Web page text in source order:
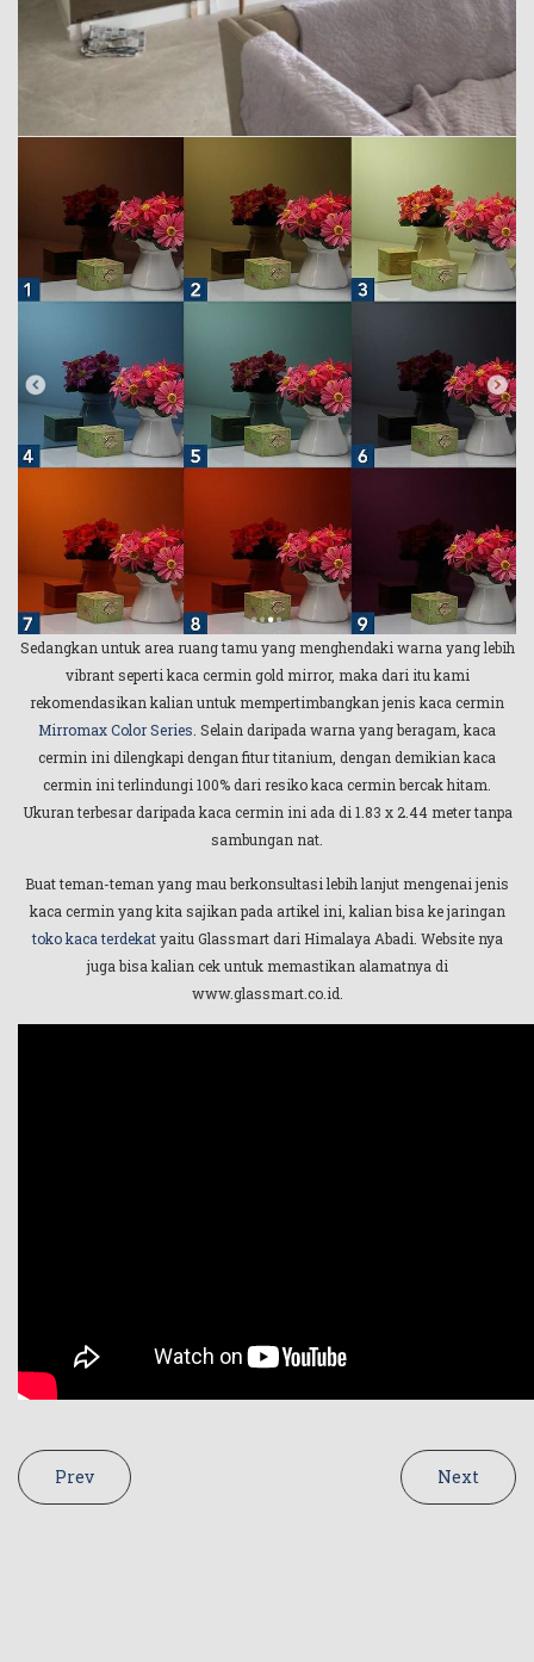
Sedangkan untuk area ruang tamu yang menghendaki warna yang lebih
vibrant seperti kaca cermin gold mirror, maka dari itu kami
rekomendasikan kalian untuk mempertimbangkan jenis kaca cermin
Mirromax Color Series . Selain daripada warna yang beragam, kaca
cermin ini dilengkapi dengan fitur titanium, dengan demikian kaca
cermin ini terlindungi 100% dari resiko kaca cermin bercak hitam.
Ukuran terbesar daripada kaca cermin ini ada di 1.83 x 2.44 meter tanpa
sambungan nat.
Buat teman-teman yang mau berkonsultasi lebih lanjut mengenai jenis
kaca cermin yang kita sajikan pada artikel ini, kalian bisa ke jaringan
toko kaca terdekatyaitu Glassmart dari Himalaya Abadi. Website nya
juga bisa kalian cek untuk memastikan alamatnya di
www.glassmart.co.id.
Prev Next